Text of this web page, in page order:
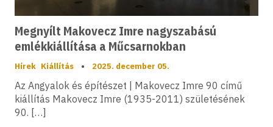
Megnyílt Makovecz Imre nagyszabású
emlékkiállítása a Műcsarnokban
Hírek Kiállítás • 2025. december 05.
Az Angyalok és építészet | Makovecz Imre 90 című
kiállítás Makovecz Imre (1935-2011) születésének
90. […]